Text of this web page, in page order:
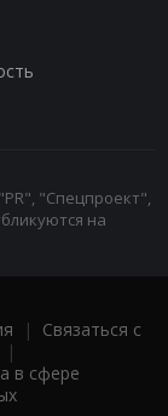
"Спецпроект",
на
| Связаться с
|
в сфере